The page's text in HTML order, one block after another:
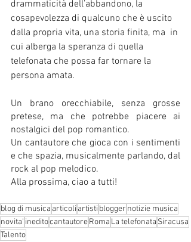
drammaticità dell’abbandono, la
cosapevolezza di qualcuno che è uscito
dalla propria vita, una storia finita, ma  in
cui alberga la speranza di quella
telefonata che possa far tornare la
persona amata.
Un brano orecchiabile, senza grosse
pretese, ma che potrebbe piacere ai
nostalgici del pop romantico.
Un cantautore che gioca con i sentimenti
e che spazia, musicalmente parlando, dal
rock al pop melodico.
Alla prossima, ciao a tutti!
blog di musica articoli artisti blogger notizie musica
novita' ineditocantautoreRoma La telefonata Siracusa
Talento